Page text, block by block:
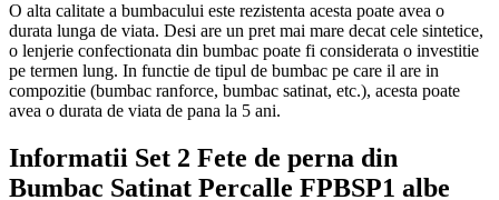
O alta calitate a bumbacului este rezistenta acesta poate avea o
durata lunga de viata. Desi are un pret mai mare decat cele sintetice,
o lenjerie confectionata din bumbac poate fi considerata o investitie
pe termen lung. In functie de tipul de bumbac pe care il are in
compozitie (bumbac ranforce, bumbac satinat, etc.), acesta poate
avea o durata de viata de pana la 5 ani.
Informatii Set 2 Fete de perna din
Bumbac Satinat Percalle FPBSP1 albe